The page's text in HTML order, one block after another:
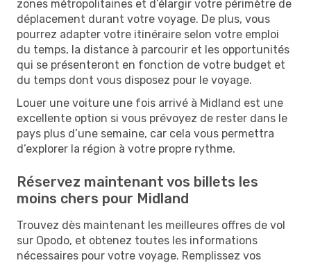
zones métropolitaines et d’élargir votre périmètre de
déplacement durant votre voyage. De plus, vous
pourrez adapter votre itinéraire selon votre emploi
du temps, la distance à parcourir et les opportunités
qui se présenteront en fonction de votre budget et
du temps dont vous disposez pour le voyage.
Louer une voiture une fois arrivé à Midland est une
excellente option si vous prévoyez de rester dans le
pays plus d’une semaine, car cela vous permettra
d’explorer la région à votre propre rythme.
Réservez maintenant vos billets les
moins chers pour Midland
Trouvez dès maintenant les meilleures offres de vol
sur Opodo, et obtenez toutes les informations
nécessaires pour votre voyage. Remplissez vos